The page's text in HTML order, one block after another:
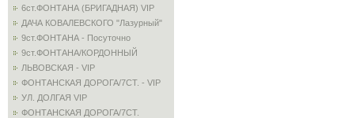
6ст.ФОНТАНА (БРИГАДНАЯ) VIP
ДАЧА КОВАЛЕВСКОГО "Лазурный"
9ст.ФОНТАНА - Посуточно
9ст.ФОНТАНА/КОРДОННЫЙ
ЛЬВОВСКАЯ - VIP
ФОНТАНСКАЯ ДОРОГА/7СТ. - VIP
УЛ. ДОЛГАЯ VIP
ФОНТАНСКАЯ ДОРОГА/7СТ.